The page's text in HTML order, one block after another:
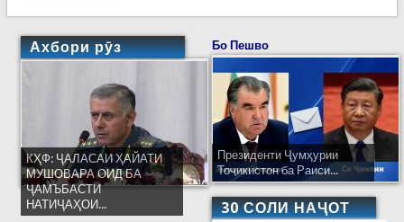
Ахбори рӯз
КҲФ: ҶАЛАСАИ ҲАЙАТИ
МУШОВАРА ОИД БА
ҶАМЪБАСТИ
НАТИҶАҲОИ...
Бо Пешво
Президенти Ҷумҳурии
Тоҷикистон ба Раиси...
30 СОЛИ НАҶОТ